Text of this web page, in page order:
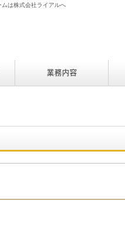
は株式会社ライアルへ
業務内容